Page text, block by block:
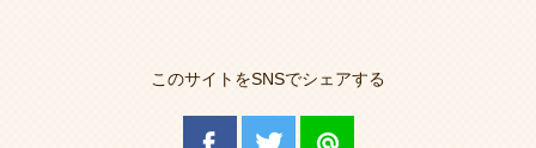
このサイトをSNSでシェアする